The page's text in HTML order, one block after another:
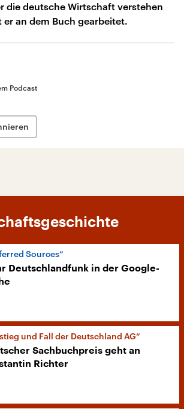
die deutsche Wirtschaft verstehen
er an dem Buch gearbeitet.
Podcast
Sources“
Deutschlandfunk in der Google-
und Fall der Deutschland AG“
Sachbuchpreis geht an
Richter